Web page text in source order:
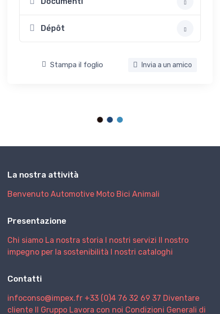
Dépôt
Stampa il foglio Invia a un amico
La nostra attività
Benvenuto Automotive Moto Bici Animali
Presentazione
Chi siamo La nostra storia I nostri servizi Il nostro
impegno per la sostenibilità I nostri cataloghi
Contatti
infoconso@impex.fr +33 (0)4 76 32 69 37 Diventare
cliente Il Gruppo Lavora con noi Condizioni Generali di